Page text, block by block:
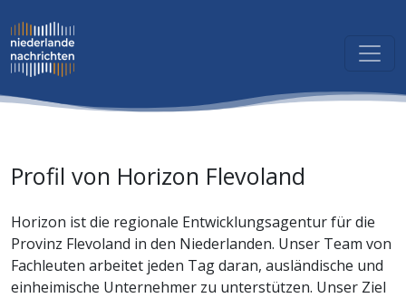
Profil von Horizon Flevoland
Horizon ist die regionale Entwicklungsagentur für die
Provinz Flevoland in den Niederlanden. Unser Team von
Fachleuten arbeitet jeden Tag daran, ausländische und
einheimische Unternehmer zu unterstützen. Unser Ziel